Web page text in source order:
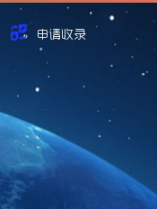
申请收录